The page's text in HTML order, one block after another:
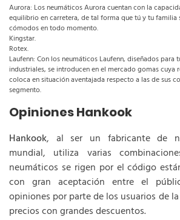
Aurora: Los neumáticos Aurora cuentan con la
equilibrio en carretera, de tal forma que tú y tu familia
cómodos en todo momento.
Kingstar.
Rotex.
Laufenn: Con los neumáticos Laufenn, diseñados para
industriales, se introducen en el mercado gomas
coloca en situación aventajada respecto a las de sus
segmento.
Opiniones Hankook
Hankook, al ser un fabricante de
mundial, utiliza varias
neumáticos se rigen por el código
con gran aceptación entre el
opiniones por parte de los usuarios de
precios con grandes descuentos.